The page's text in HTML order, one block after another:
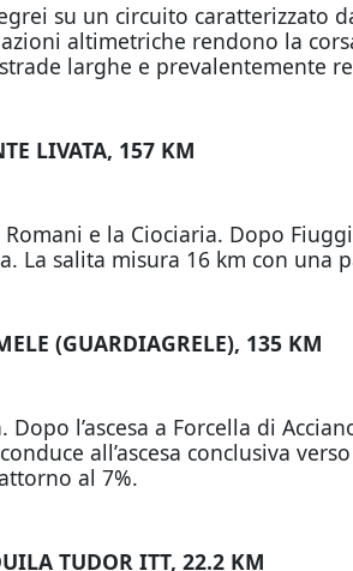
su un circuito caratterizzato
altimetriche rendono la
larghe e prevalentemente
LIVATA, 157 KM
e la Ciociaria. Dopo
La salita misura 16 km con una
(GUARDIAGRELE), 135 KM
l’ascesa a Forcella di
all’ascesa conclusiva
al 7%.
TUDOR ITT, 22.2 KM